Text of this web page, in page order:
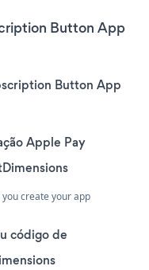
Button App
Button App
Apple Pay
create your app
código de